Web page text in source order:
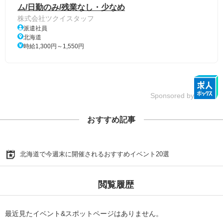
ム/日勤のみ/残業なし・少なめ
株式会社ツクイスタッフ
派遣社員
北海道
時給1,300円～1,550円
Sponsored by
おすすめ記事
北海道で今週末に開催されるおすすめイベント20選
閲覧履歴
最近見たイベント&スポットページはありません。